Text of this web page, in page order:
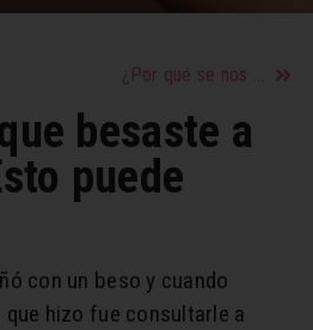
¿Por qué se nos cae tanto el pelo?
besaste a
puede
con un beso y cuando
hizo fue consultarle a